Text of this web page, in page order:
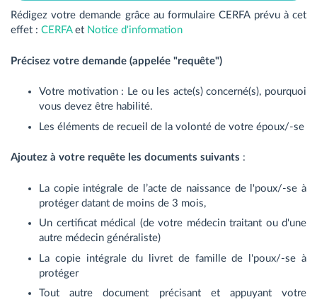
Rédigez votre demande grâce au formulaire CERFA prévu à cet
effet : CERFAet Notice d'information
Précisez votre demande (appelée "requête")
Votre motivation : Le ou les acte(s) concerné(s), pourquoi
vous devez être habilité.
Les éléments de recueil de la volonté de votre époux/-se
Ajoutez à votre requête les documents suivants :
La copie intégrale de l’acte de naissance de l'poux/-se à
protéger datant de moins de 3 mois,
Un certificat médical (de votre médecin traitant ou d'une
autre médecin généraliste)
La copie intégrale du livret de famille de l'poux/-se à
protéger
Tout autre document précisant et appuyant votre